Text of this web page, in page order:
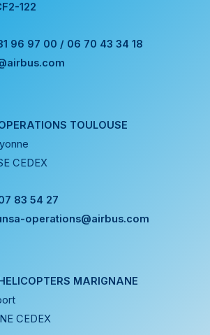
122
96 97 00 / 06 70 43 34 18
TOULOUSE
CEDEX
83 54 27
operations@airbus.com
MARIGNANE
CEDEX